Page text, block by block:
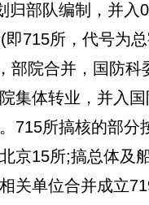
归部队编制，并入
715所，代号为总
部院合并，国防科
集体转业，并入
715所搞核的部分
京15所;搞总体及
关单位合并成立